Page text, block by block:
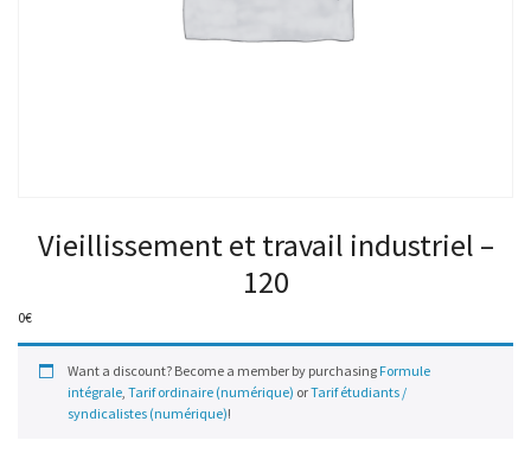
Vieillissement et travail industriel –
120
0€
Want a discount? Become a member by purchasing Formule
intégrale, Tarif ordinaire (numérique) orTarif étudiants /
syndicalistes (numérique)!